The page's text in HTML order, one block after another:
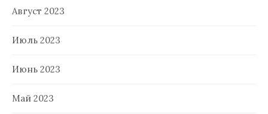
Август 2023
Июль 2023
Июнь 2023
Май 2023